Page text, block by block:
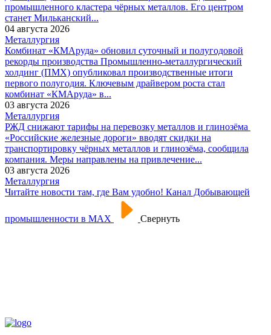
промышленного кластера чёрных металлов. Его центром
станет Мильканский...
04 августа 2026
Металлургия
Комбинат «КМАруда» обновил суточный и полугодовой
рекорды производства Промышленно-металлургический
холдинг (ПМХ) опубликовал производственные итоги
первого полугодия. Ключевым драйвером роста стал
комбинат «КМАруда» в...
03 августа 2026
Металлургия
РЖД снижают тарифы на перевозку металлов и глинозёма
«Российские железные дороги» вводят скидки на
транспортировку чёрных металлов и глинозёма, сообщила
компания. Меры направлены на привлечение...
03 августа 2026
Металлургия
Читайте новости там, где Вам удобно! Канал Добывающей
промышленности в МАХ Свернуть